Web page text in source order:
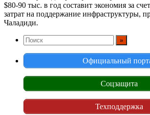
$80-90 тыс. в год составит экономия за
затрат на поддержание инфраструктуры,
Чаладиди.
Официальный
Соцзащита
Техподдержка